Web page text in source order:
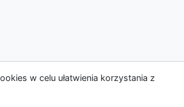
w celu ułatwienia korzystania z